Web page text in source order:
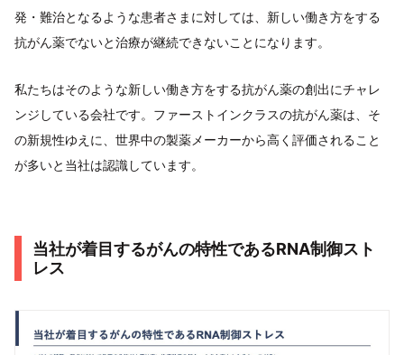
発・難治となるような患者さまに対しては、新しい働き方をする
抗がん薬でないと治療が継続できないことになります。
私たちはそのような新しい働き方をする抗がん薬の創出にチャレ
ンジしている会社です。ファーストインクラスの抗がん薬は、そ
の新規性ゆえに、世界中の製薬メーカーから高く評価されること
が多いと当社は認識しています。
当社が着目するがんの特性であるRNA制御スト
レス